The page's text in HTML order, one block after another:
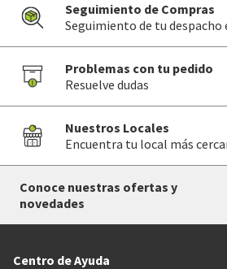
Seguimiento de Compras
Seguimiento de tu despacho
Problemas con tu pedido
Resuelve dudas
Nuestros Locales
Encuentra tu local más
Conoce nuestras ofertas y
novedades
Centro de Ayuda